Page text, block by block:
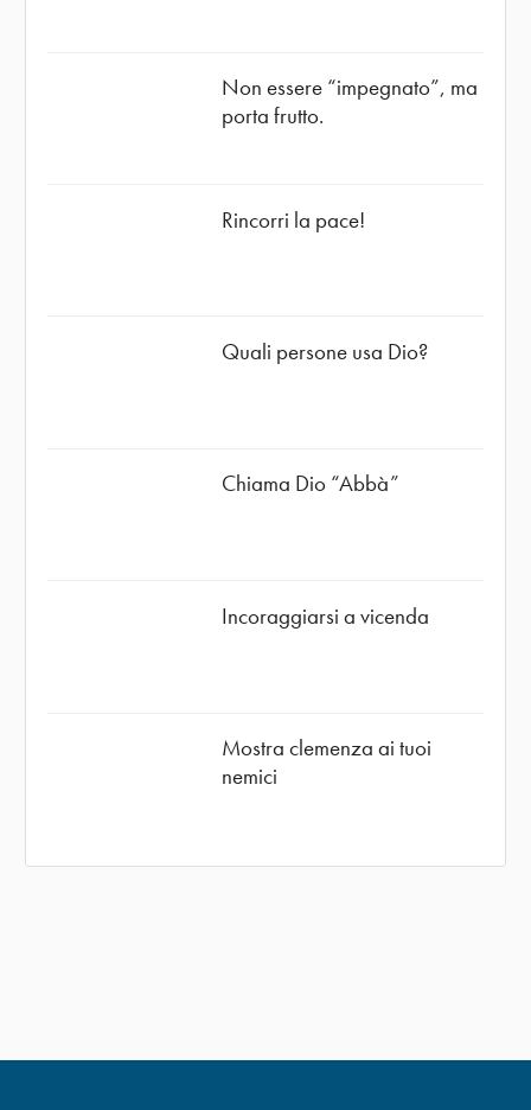
Non essere “impegnato”, ma
porta frutto.
Rincorri la pace!
Quali persone usa Dio?
Chiama Dio “Abbà”
Incoraggiarsi a vicenda
Mostra clemenza ai tuoi
nemici